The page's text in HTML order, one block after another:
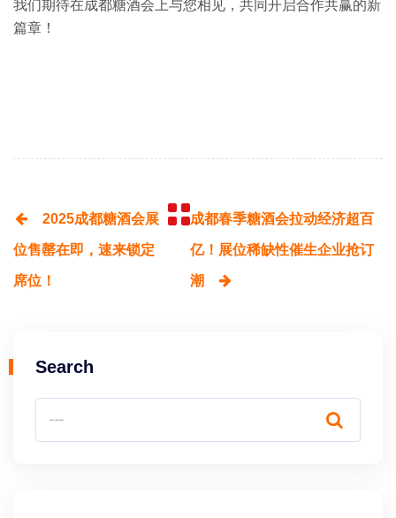
我们期待在成都糖酒会上与您相见，共同开启合作共赢的新
篇章！
2025成都糖酒会展
位售罄在即，速来锁定
席位！
成都春季糖酒会拉动经济超百
亿！展位稀缺性催生企业抢订
潮
Search